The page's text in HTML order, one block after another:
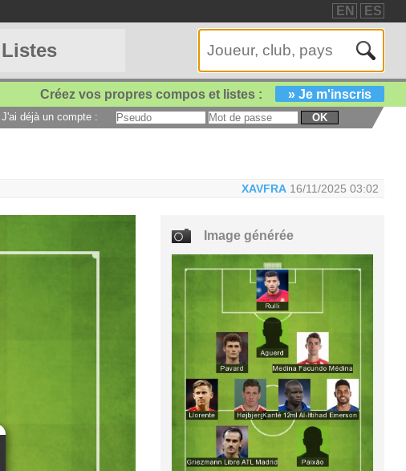
EN ES
Listes
Créez vos propres compos et listes : » Je m'inscris
J'ai déjà un compte : OK
XAVFRA 16/11/2025 03:02
Image générée